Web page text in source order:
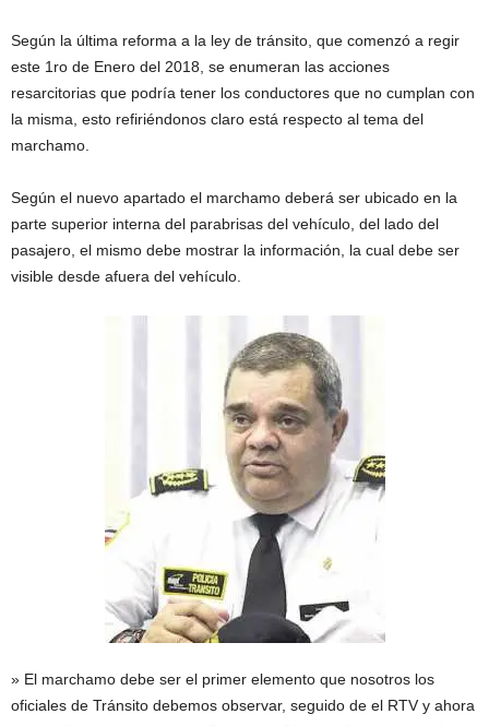
Según la última reforma a la ley de tránsito, que comenzó a regir
este 1ro de Enero del 2018, se enumeran las acciones
resarcitorias que podría tener los conductores que no cumplan con
la misma, esto refiriéndonos claro está respecto al tema del
marchamo.
Según el nuevo apartado el marchamo deberá ser ubicado en la
parte superior interna del parabrisas del vehículo, del lado del
pasajero, el mismo debe mostrar la información, la cual debe ser
visible desde afuera del vehículo.
» El marchamo debe ser el primer elemento que nosotros los
oficiales de Tránsito debemos observar, seguido de el RTV y ahora